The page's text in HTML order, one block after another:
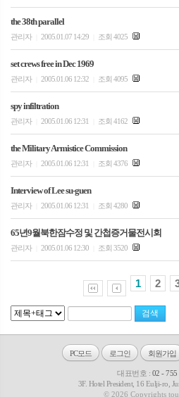
the 38th parallel
관리자 2005.01.07 14:29 조회 4025
set crews free in Dec 1969
관리자 2005.01.06 12:32 조회 4095
spy infiltration
관리자 2005.01.06 12:31 조회 4162
the Military Armistice Commission
관리자 2005.01.06 12:31 조회 4376
Interview of Lee su-guen
관리자 2005.01.06 12:31 조회 4280
65년9월북한잠수정 및 간첩증거물전시회
관리자 2005.01.06 12:30 조회 3520
1 2
PC모드 로그인 회원가입
대표번호 : 02 - 755
3F. Hotel President, 16 Eulji-ro,
© 2026 Copyrights